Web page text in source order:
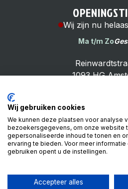
Cheap Bike
4.9
Based on 99
Review ons op
Wij zijn nu
Ma t/m Zo
1093 HG
Wij gebruiken cookies
We kunnen deze plaatsen voor analyse
bezoekersgegevens, om onze website
gepersonaliseerde inhoud te tonen en
ervaring te bieden. Voor meer
gebruiken opent u de instellingen.
Accepteer alles